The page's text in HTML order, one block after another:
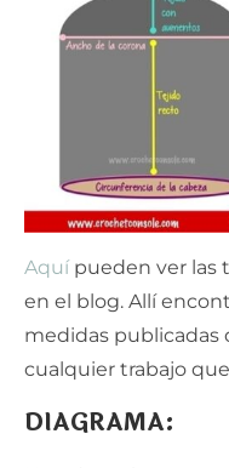
Aquípueden ver las
en el blog. Allí
medidas publicadas
cualquier trabajo
DIAGRAMA: